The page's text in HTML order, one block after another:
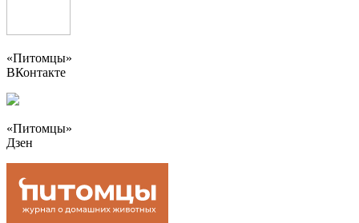
«Питомцы»
ВКонтакте
«Питомцы»
Дзен